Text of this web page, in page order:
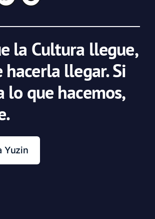
la Cultura llegue,
hacerla llegar. Si
lo que hacemos,
Yuzin